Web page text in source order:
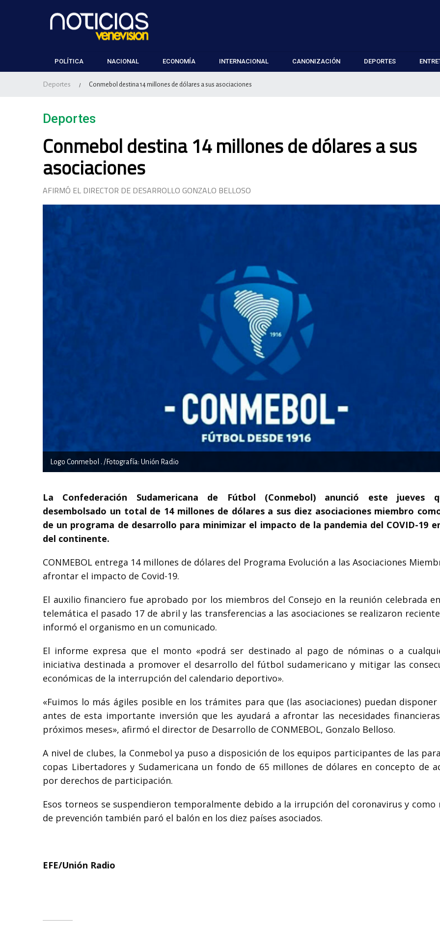
POLÍTICA NACIONAL ECONOMÍA INTERNACIONAL CANONIZACIÓN DEPORTES
Deportes / Conmebol destina 14 millones de dólares a sus asociaciones
Deportes
Conmebol destina 14 millones de dólares a sus
asociaciones
AFIRMÓ EL DIRECTOR DE DESARROLLO GONZALO BELLOSO
Logo Conmebol . /Fotografía: Unión Radio
La Confederación Sudamericana de Fútbol (Conmebol) anunció este jueves
desembolsado un total de 14 millones de dólares a sus diez asociaciones miembro
de un programa de desarrollo para minimizar el impacto de la pandemia del COVID-19
del continente.
CONMEBOL entrega 14 millones de dólares del Programa Evolución a las Asociaciones
afrontar el impacto de Covid-19.
El auxilio financiero fue aprobado por los miembros del Consejo en la reunión celebrada
telemática el pasado 17 de abril y las transferencias a las asociaciones se realizaron
informó el organismo en un comunicado.
El informe expresa que el monto «podrá ser destinado al pago de nóminas o a
iniciativa destinada a promover el desarrollo del fútbol sudamericano y mitigar las
económicas de la interrupción del calendario deportivo».
«Fuimos lo más ágiles posible en los trámites para que (las asociaciones) puedan
antes de esta importante inversión que les ayudará a afrontar las necesidades
próximos meses», afirmó el director de Desarrollo de CONMEBOL, Gonzalo Belloso.
A nivel de clubes, la Conmebol ya puso a disposición de los equipos participantes de las
copas Libertadores y Sudamericana un fondo de 65 millones de dólares en concepto de
por derechos de participación.
Esos torneos se suspendieron temporalmente debido a la irrupción del coronavirus y como
de prevención también paró el balón en los diez países asociados.
EFE/Unión Radio